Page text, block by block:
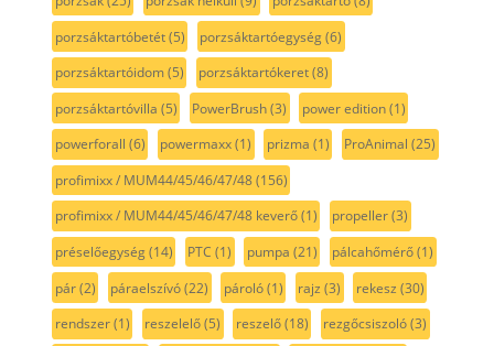
porzsáktartóbetét(5) porzsáktartóegység(6)
porzsáktartóidom(5) porzsáktartókeret(8)
porzsáktartóvilla (5) PowerBrush(3) power edition(1)
powerforall (6) powermaxx(1) prizma (1) ProAnimal (25)
profimixx / MUM44/45/46/47/48(156)
profimixx / MUM44/45/46/47/48 keverő(1) propeller(3)
préselőegység(14) PTC (1) pumpa (21) pálcahőmérő(1)
pár(2) páraelszívó(22) pároló(1) rajz (3) rekesz (30)
rendszer(1) reszelelő(5) reszelő(18) rezgőcsiszoló(3)